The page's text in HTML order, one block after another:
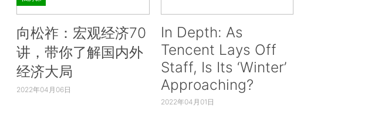
向松祚：宏观经济70
讲，带你了解国内外
经济大局
2022年04月06日
In Depth: As
Tencent Lays Off
Staff, Is Its ‘Winter’
Approaching?
2022年04月01日